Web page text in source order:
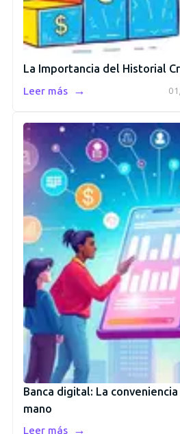
La Importancia del Historial
Leer más →
Banca digital: La
mano
Leer más →